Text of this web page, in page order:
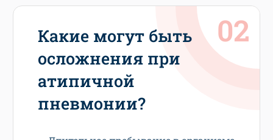
Какие могут быть
осложнения при
атипичной
пневмонии?